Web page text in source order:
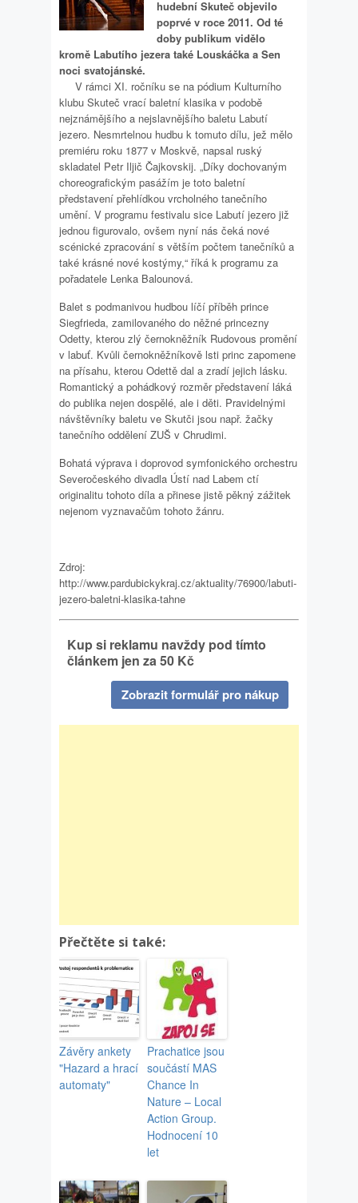
hudební Skuteč objevilo
poprvé v roce 2011. Od té
doby publikum vidělo
kromě Labutího jezera také Louskáčka a Sen
noci svatojánské.
V rámci XI. ročníku se na pódium Kulturního
klubu Skuteč vrací baletní klasika v podobě
nejznámějšího a nejslavnějšího baletu Labutí
jezero. Nesmrtelnou hudbu k tomuto dílu, jež mělo
premiéru roku 1877 v Moskvě, napsal ruský
skladatel Petr Iljič Čajkovskij. „Díky dochovaným
choreografickým pasážím je toto baletní
představení přehlídkou vrcholného tanečního
umění. V programu festivalu sice Labutí jezero již
jednou figurovalo, ovšem nyní nás čeká nové
scénické zpracování s větším počtem tanečníků a
také krásné nové kostýmy,“ říká k programu za
pořadatele Lenka Balounová.
Balet s podmanivou hudbou líčí příběh prince
Siegfrieda, zamilovaného do něžné princezny
Odetty, kterou zlý černokněžník Rudovous promění
v labuť. Kvůli černokněžníkově lsti princ zapomene
na přísahu, kterou Odettě dal a zradí jejich lásku.
Romantický a pohádkový rozměr představení láká
do publika nejen dospělé, ale i děti. Pravidelnými
návštěvníky baletu ve Skutči jsou např. žačky
tanečního oddělení ZUŠ v Chrudimi.
Bohatá výprava i doprovod symfonického orchestru
Severočeského divadla Ústí nad Labem ctí
originalitu tohoto díla a přinese jistě pěkný zážitek
nejenom vyznavačům tohoto žánru.
Zdroj:
http://www.pardubickykraj.cz/aktuality/76900/labuti-
jezero-baletni-klasika-tahne
Kup si reklamu navždy pod tímto
článkem jen za 50 Kč
Zobrazit formulář pro nákup
Přečtěte si také:
Závěry ankety
"Hazard a hrací
automaty"
Prachatice jsou
součástí MAS
Chance In
Nature – Local
Action Group.
Hodnocení 10
let